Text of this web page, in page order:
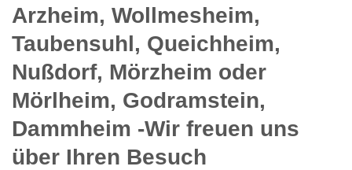
Arzheim, Wollmesheim,
Taubensuhl, Queichheim,
Nußdorf, Mörzheim oder
Mörlheim, Godramstein,
Dammheim -Wir freuen uns
über Ihren Besuch